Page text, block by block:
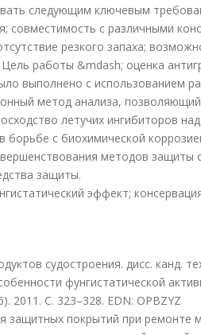
следующим ключевым
совместимость с различными
резкого запаха;
работы &mdash; оценка
выполнено с использованием
метод анализа,
летучих ингибиторов
с биохимической
методов
защиты.
эффект;
судостроения. дисс. канд.
фунгистатической
2011. С. 323–328. EDN: OPBZYZ
покрытий при ремонте